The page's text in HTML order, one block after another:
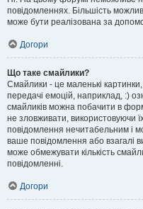
повідомленнях. Більшість
може бути реалізована за
Догори
Що таке смайлики?
Смайлики - це маленькі
передачі емоцій, наприклад, :)
смайликів можна побачити в
не зловживати, використовуючи
повідомлення нечитабельним і
ваше повідомлення або взагалі
може обмежувати кількість
повідомленні.
Догори